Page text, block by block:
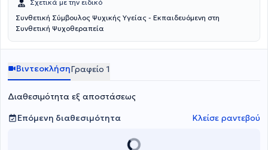
Σχετικά με την ειδικό
Συνθετική Σύμβουλος Ψυχικής Υγείας - Εκπαιδευόμενη στη
Συνθετική Ψυχοθεραπεία
ΒιντεοκλήσηΓραφείο 1
Διαθεσιμότητα εξ αποστάσεως
Επόμενη διαθεσιμότητα
Κλείσε ραντεβού